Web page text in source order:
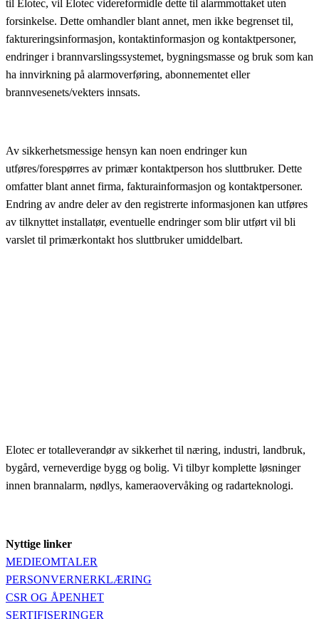
til Elotec, vil Elotec videreformidle dette til alarmmottaket uten
forsinkelse. Dette omhandler blant annet, men ikke begrenset til,
faktureringsinformasjon, kontaktinformasjon og kontaktpersoner,
endringer i brannvarslingssystemet, bygningsmasse og bruk som kan
ha innvirkning på alarmoverføring, abonnementet eller
brannvesenets/vekters innsats.
Av sikkerhetsmessige hensyn kan noen endringer kun
utføres/forespørres av primær kontaktperson hos sluttbruker. Dette
omfatter blant annet firma, fakturainformasjon og kontaktpersoner.
Endring av andre deler av den registrerte informasjonen kan utføres
av tilknyttet installatør, eventuelle endringer som blir utført vil bli
varslet til primærkontakt hos sluttbruker umiddelbart.
Elotec er totalleverandør av sikkerhet til næring, industri, landbruk,
bygård, verneverdige bygg og bolig. Vi tilbyr komplette løsninger
innen brannalarm, nødlys, kameraovervåking og radarteknologi.
Nyttige linker
MEDIEOMTALER
PERSONVERNERKLÆRING
CSR OG ÅPENHET
SERTIFISERINGER